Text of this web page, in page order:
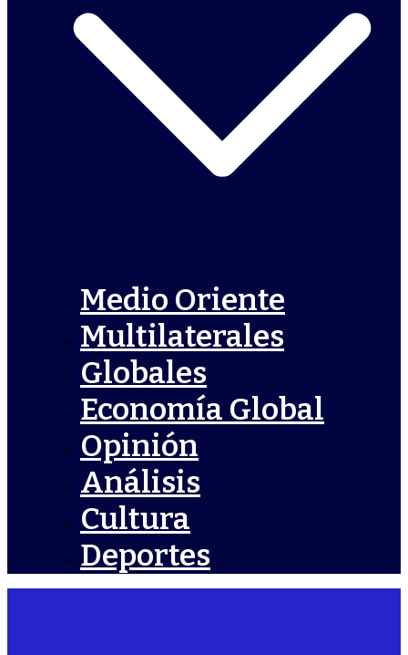
Medio Oriente
Multilaterales
Globales
Economía Global
Opinión
Análisis
Cultura
Deportes